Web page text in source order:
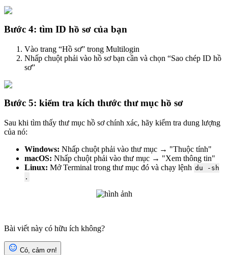
Bước 4: tìm ID hồ sơ của bạn
Vào trang “Hồ sơ” trong Multilogin
Nhấp chuột phải vào hồ sơ bạn cần và chọn “Sao chép ID hồ
sơ”
Bước 5: kiểm tra kích thước thư mục hồ sơ
Sau khi tìm thấy thư mục hồ sơ chính xác, hãy kiểm tra dung lượng
của nó:
Windows: Nhấp chuột phải vào thư mục → "Thuộc tính"
macOS: Nhấp chuột phải vào thư mục → "Xem thông tin"
Linux: Mở Terminal trong thư mục đó và chạy lệnh du -sh
.
Bài viết này có hữu ích không?
Có, cảm ơn!